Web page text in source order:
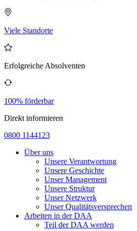
Viele Standorte
Erfolgreiche Absolventen
100% förderbar
Direkt informieren
0800 1144123
Über uns
Unsere Verantwortung
Unsere Geschichte
Unser Management
Unsere Struktur
Unser Netzwerk
Unser Qualitätsversprechen
Arbeiten in der DAA
Teil der DAA werden